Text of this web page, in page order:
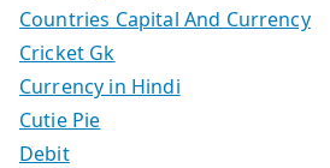
Countries Capital And Currency
Cricket Gk
Currency in Hindi
Cutie Pie
Debit